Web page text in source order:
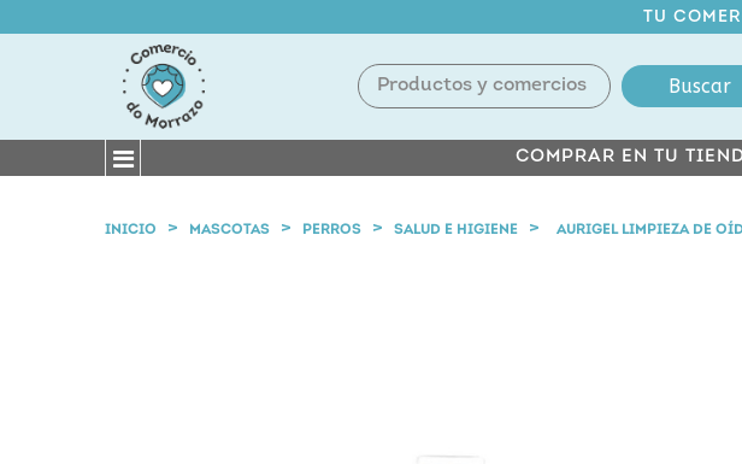
TU
Buscar
COMPRAR EN TU
INICIO MASCOTAS PERROS SALUD E HIGIENE AURIGEL LIMPIEZA DE